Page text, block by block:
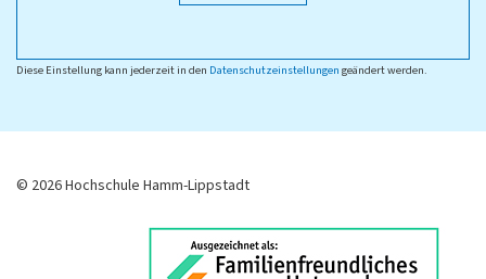
Diese Einstellung kann jederzeit in den Datenschutzeinstellungen geändert werden.
© 2026 Hochschule Hamm-Lippstadt